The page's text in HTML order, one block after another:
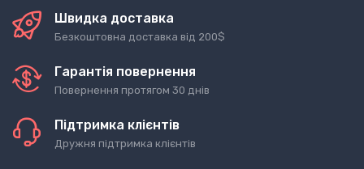
Швидка доставка
Безкоштовна доставка від 200$
Гарантія повернення
Повернення протягом 30 днів
Підтримка клієнтів
Дружня підтримка клієнтів